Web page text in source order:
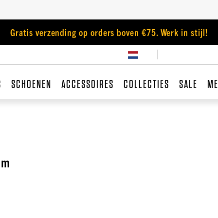
Gratis verzending op orders boven €75. Werk in stijl!
SCHOENEN ACCESSOIRES COLLECTIES SALE